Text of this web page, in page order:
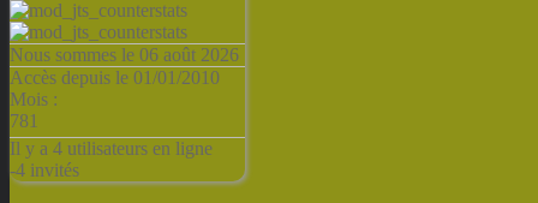
Nous sommes le 06 août 2026
Accès depuis le 01/01/2010
Mois :
781
Il y a 4 utilisateurs en ligne
-4 invités